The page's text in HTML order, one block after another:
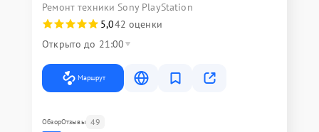
Ремонт техники Sony PlayStation
5,042 оценки
Открыто до 21:00
Маршрут
ОбзорОтзывы 49